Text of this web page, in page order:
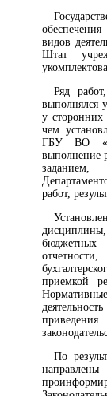
видов
Штат
Ряд
выполнялся
у
чем
ГБУ ВО
выполнение
работ,
дисциплины,
приемкой
По
направлены